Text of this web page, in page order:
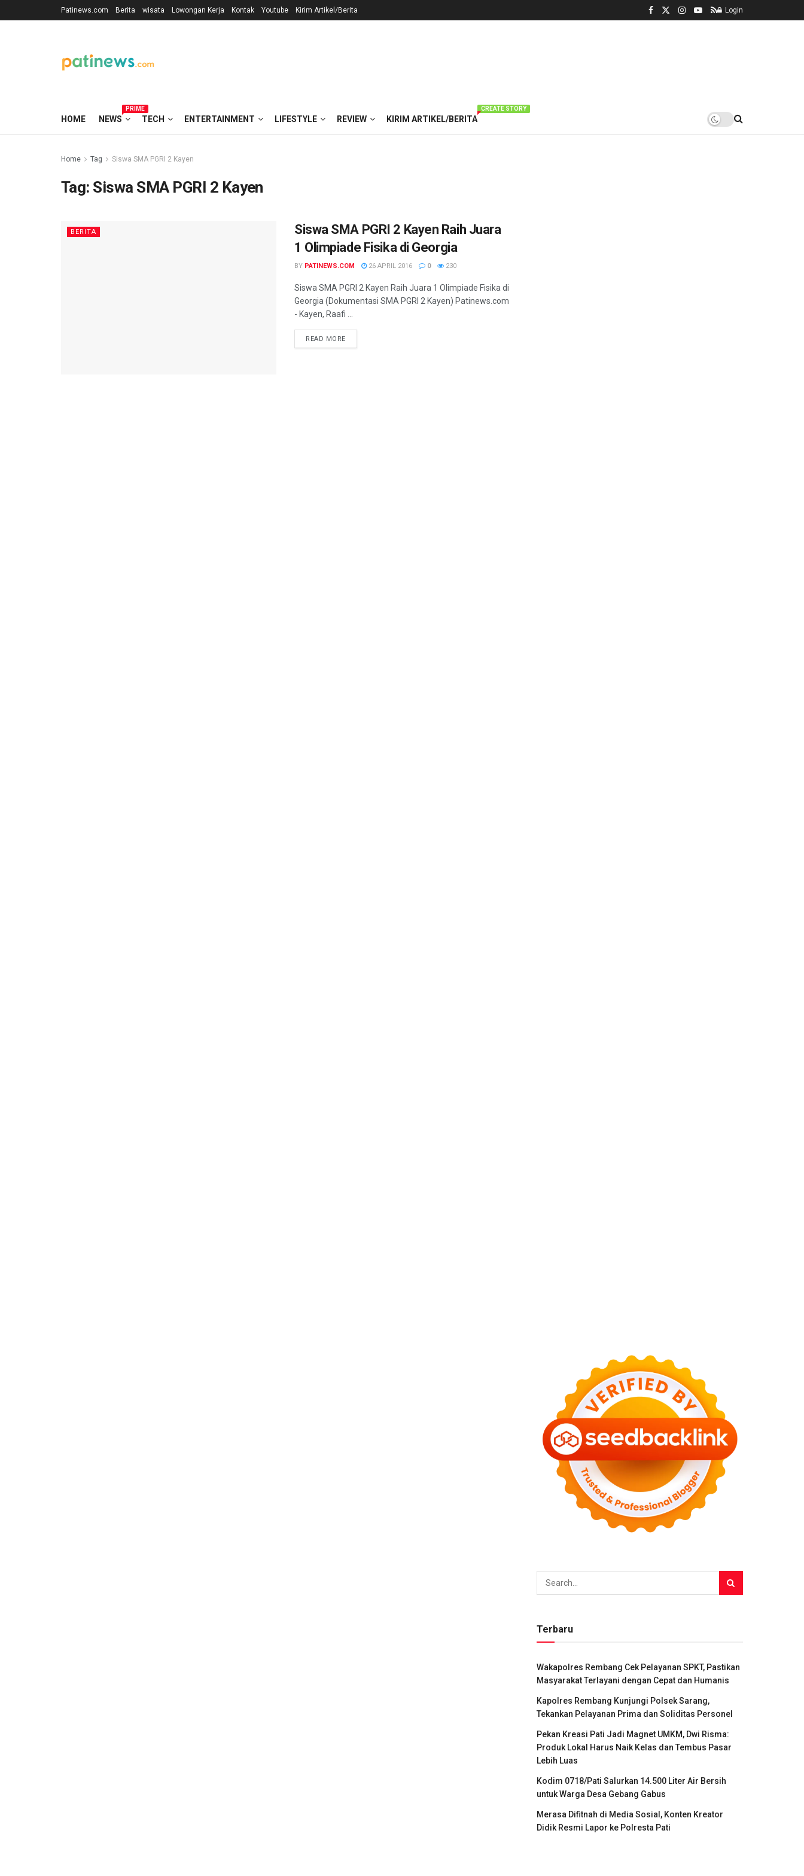
Patinews.com Berita wisata Lowongan Kerja Kontak Youtube Kirim Artikel/Berita Login
HOME NEWS
PRIME
TECH ENTERTAINMENT LIFESTYLE REVIEW KIRIM ARTIKEL/BERITA
CREATE STORY
Home Tag Siswa SMA PGRI 2 Kayen
Tag: Siswa SMA PGRI 2 Kayen
BERITA
Siswa SMA PGRI 2 Kayen Raih Juara
1 Olimpiade Fisika di Georgia
BY PATINEWS.COM 26 APRIL 2016 0 230
Siswa SMA PGRI 2 Kayen Raih Juara 1 Olimpiade Fisika di
Georgia (Dokumentasi SMA PGRI 2 Kayen) Patinews.com
- Kayen, Raafi ...
READ MOREDETAILS
Terbaru
Wakapolres Rembang Cek Pelayanan SPKT, Pastikan
Masyarakat Terlayani dengan Cepat dan Humanis
Kapolres Rembang Kunjungi Polsek Sarang,
Tekankan Pelayanan Prima dan Soliditas Personel
Pekan Kreasi Pati Jadi Magnet UMKM, Dwi Risma:
Produk Lokal Harus Naik Kelas dan Tembus Pasar
Lebih Luas
Kodim 0718/Pati Salurkan 14.500 Liter Air Bersih
untuk Warga Desa Gebang Gabus
Merasa Difitnah di Media Sosial, Konten Kreator
Didik Resmi Lapor ke Polresta Pati